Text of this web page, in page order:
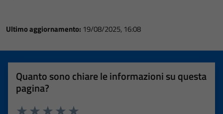
Ultimo aggiornamento: 19/08/2025, 16:08
Quanto sono chiare le informazioni su questa
pagina?